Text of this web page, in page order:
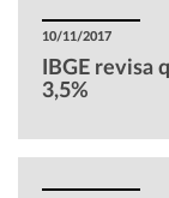
10/11/2017
IBGE revisa
3,5%